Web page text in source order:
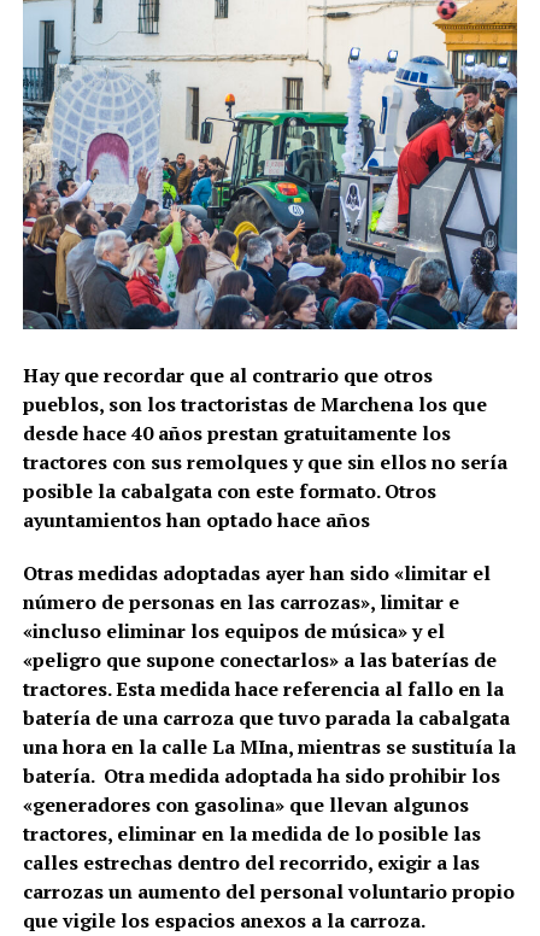
Hay que recordar que al contrario que otros
pueblos, son los tractoristas de Marchena los que
desde hace 40 años prestan gratuitamente los
tractores con sus remolques y que sin ellos no sería
posible la cabalgata con este formato. Otros
ayuntamientos han optado hace años
Otras medidas adoptadas ayer han sido «limitar el
número de personas en las carrozas», limitar e
«incluso eliminar los equipos de música» y el
«peligro que supone conectarlos» a las baterías de
tractores. Esta medida hace referencia al fallo en la
batería de una carroza que tuvo parada la cabalgata
una hora en la calle La MIna, mientras se sustituía la
batería. Otra medida adoptada ha sido prohibir los
«generadores con gasolina» que llevan algunos
tractores, eliminar en la medida de lo posible las
calles estrechas dentro del recorrido, exigir a las
carrozas un aumento del personal voluntario propio
que vigile los espacios anexos a la carroza.